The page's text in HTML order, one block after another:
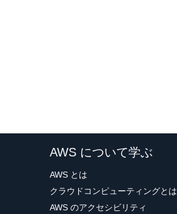
AWS について学ぶ
AWS とは
クラウドコンピューティングとは
AWS のアクセシビリティ